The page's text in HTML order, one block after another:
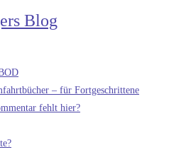
Blog
– für Fortgeschrittene
fehlt hier?